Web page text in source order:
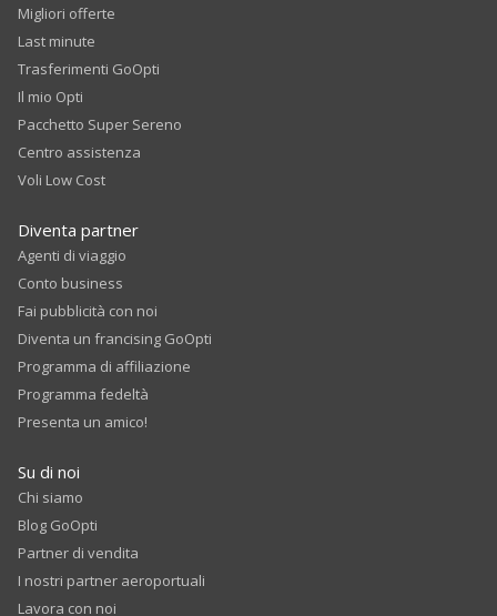
Migliori offerte
Last minute
Trasferimenti GoOpti
Il mio Opti
Pacchetto Super Sereno
Centro assistenza
Voli Low Cost
Diventa partner
Agenti di viaggio
Conto business
Fai pubblicità con noi
Diventa un francising GoOpti
Programma di affiliazione
Programma fedeltà
Presenta un amico!
Su di noi
Chi siamo
Blog GoOpti
Partner di vendita
I nostri partner aeroportuali
Lavora con noi